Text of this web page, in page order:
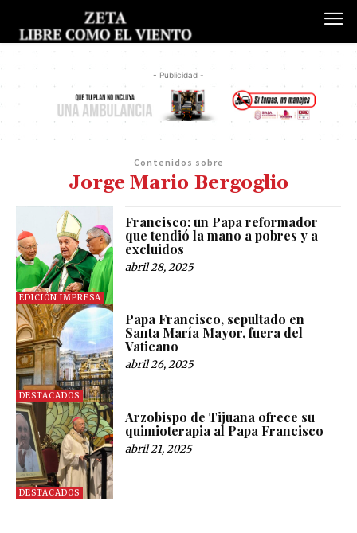
- Publicidad -
Contenidos sobre
Jorge Mario Bergoglio
EDICIÓN IMPRESA
Francisco: un Papa reformador
que tendió la mano a pobres y a
excluidos
abril 28, 2025
DESTACADOS
Papa Francisco, sepultado en
Santa María Mayor, fuera del
Vaticano
abril 26, 2025
DESTACADOS
Arzobispo de Tijuana ofrece su
quimioterapia al Papa Francisco
abril 21, 2025